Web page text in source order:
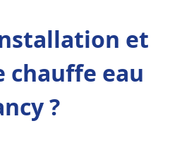
et
chauffe eau
?